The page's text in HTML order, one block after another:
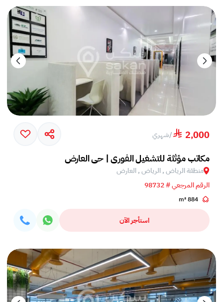
2,000
/شهري
مكاتب مؤثثة للتشغيل الفوري | حي العارض
منطقة الرياض , الرياض , العارض
الرقم المرجعي # 98732
884 m²
استأجر الآن